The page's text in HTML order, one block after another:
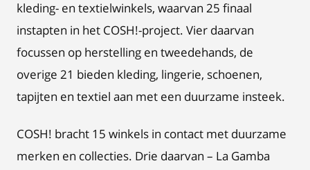
kleding- en textielwinkels, waarvan 25 finaal
instapten in het COSH!-project. Vier daarvan
focussen op herstelling en tweedehands, de
overige 21 bieden kleding, lingerie, schoenen,
tapijten en textiel aan met een duurzame insteek.
COSH! bracht 15 winkels in contact met duurzame
merken en collecties. Drie daarvan – La Gamba